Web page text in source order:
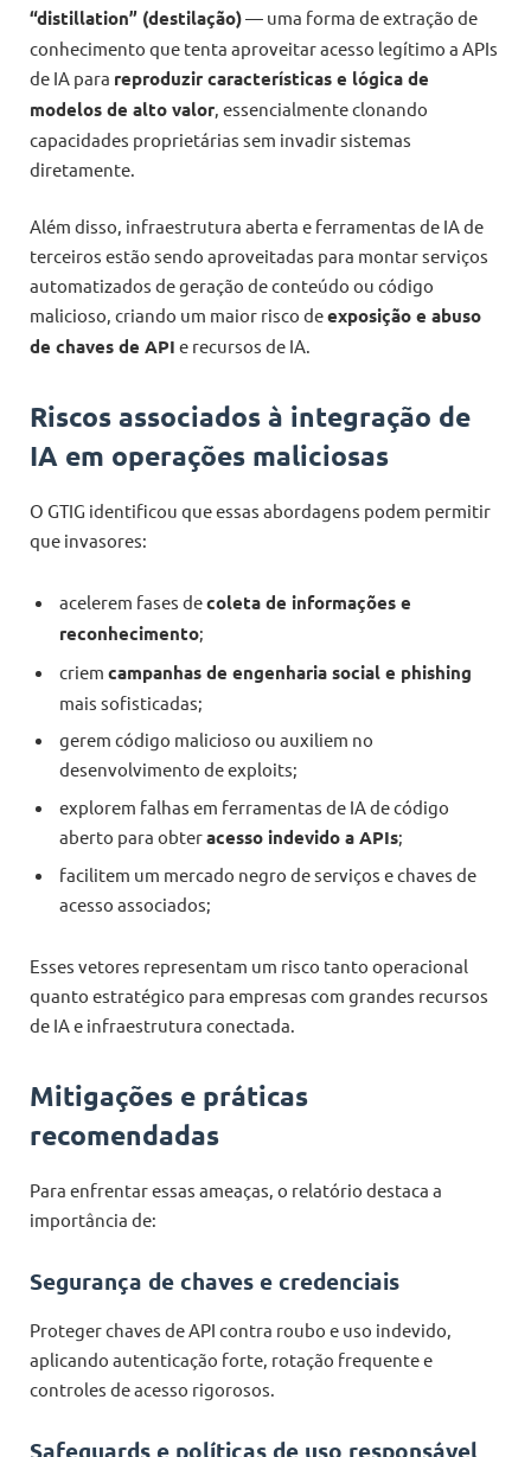
“distillation” (destilação)— uma forma de extração de
conhecimento que tenta aproveitar acesso legítimo a APIs
de IA para reproduzir características e lógica de
modelos de alto valor , essencialmente clonando
capacidades proprietárias sem invadir sistemas
diretamente.
Além disso, infraestrutura aberta e ferramentas de IA de
terceiros estão sendo aproveitadas para montar serviços
automatizados de geração de conteúdo ou código
malicioso, criando um maior risco deexposição e abuso
de chaves de API e recursos de IA.
Riscos associados à integração de
IA em operações maliciosas
O GTIG identificou que essas abordagens podem permitir
que invasores:
acelerem fases decoleta de informações e
reconhecimento;
criem campanhas de engenharia social e phishing
mais sofisticadas;
gerem código malicioso ou auxiliem no
desenvolvimento de exploits;
explorem falhas em ferramentas de IA de código
aberto para obteracesso indevido a APIs;
facilitem um mercado negro de serviços e chaves de
acesso associados;
Esses vetores representam um risco tanto operacional
quanto estratégico para empresas com grandes recursos
de IA e infraestrutura conectada.
Mitigações e práticas
recomendadas
Para enfrentar essas ameaças, o relatório destaca a
importância de:
Segurança de chaves e credenciais
Proteger chaves de API contra roubo e uso indevido,
aplicando autenticação forte, rotação frequente e
controles de acesso rigorosos.
Safeguards e políticas de uso responsável